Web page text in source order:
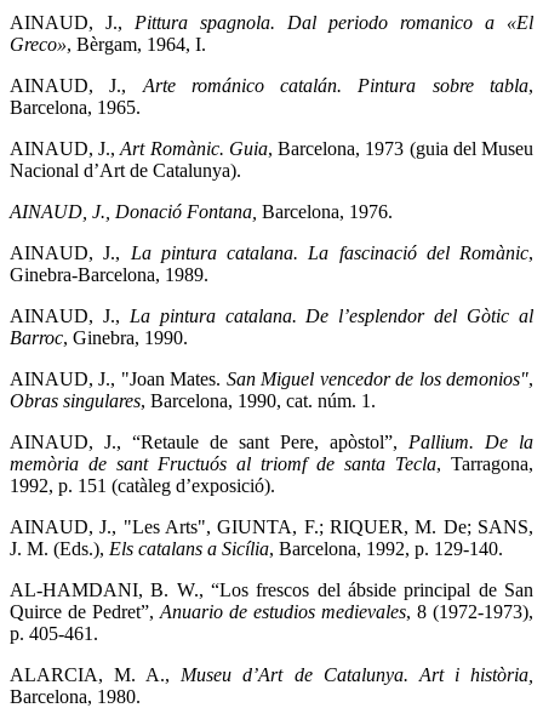
AINAUD, J., Pittura spagnola. Dal periodo romanico a «El
Greco», Bèrgam, 1964, I.
AINAUD, J., Arte románico catalán. Pintura sobre tabla,
Barcelona, 1965.
AINAUD, J.,Art Romànic. Guia, Barcelona, 1973 (guia del Museu
Nacional d’Art de Catalunya).
AINAUD, J., Donació Fontana, Barcelona, 1976.
AINAUD, J., La pintura catalana. La fascinació del Romànic,
Ginebra-Barcelona, 1989.
AINAUD, J., La pintura catalana. De l’esplendor del Gòtic al
Barroc, Ginebra, 1990.
AINAUD, J., "Joan Mates. San Miguel vencedor de los demonios",
Obras singulares, Barcelona, 1990, cat. núm. 1.
AINAUD, J., “Retaule de sant Pere, apòstol”, Pallium. De la
memòria de sant Fructuós al triomf de santa Tecla, Tarragona,
1992, p. 151 (catàleg d’exposició).
AINAUD, J., "Les Arts", GIUNTA, F.; RIQUER, M. De; SANS,
J. M. (Eds.), Els catalans a Sicília, Barcelona, 1992, p. 129-140.
AL-HAMDANI, B. W., “Los frescos del ábside principal de San
Quirce de Pedret”, Anuario de estudios medievales, 8 (1972-1973),
p. 405-461.
ALARCIA, M. A., Museu d’Art de Catalunya. Art i història,
Barcelona, 1980.